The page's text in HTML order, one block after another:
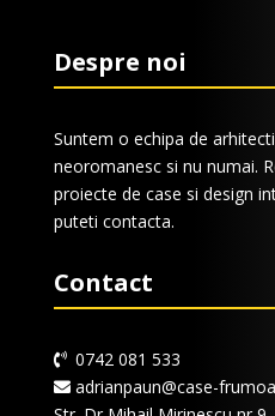
Despre noi
Suntem o echipa de
neoromanesc si nu numai.
proiecte de case si design
puteti contacta.
Contact
0742 081 533
adrianpaun@case-